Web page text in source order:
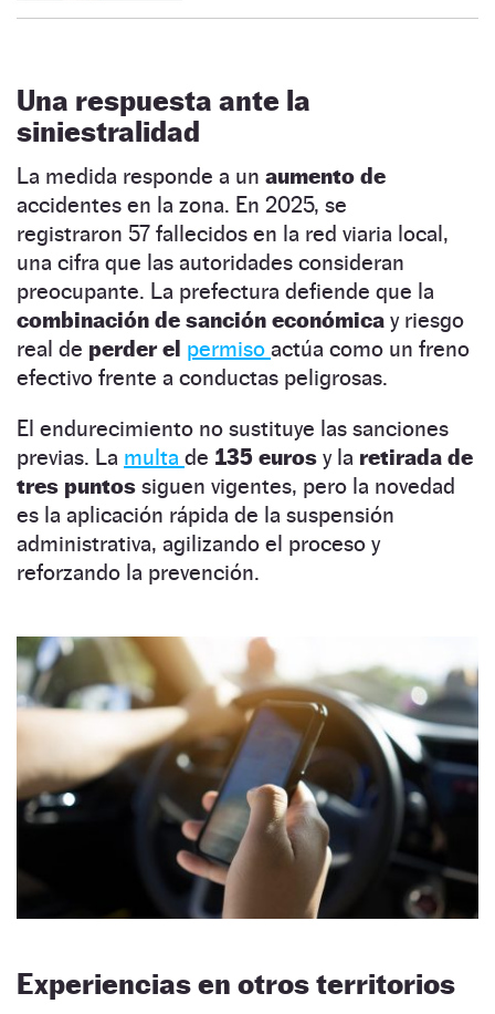
Una respuesta ante la
siniestralidad
La medida responde a un aumento de
accidentes en la zona. En 2025, se
registraron 57 fallecidos en la red viaria local,
una cifra que las autoridades consideran
preocupante. La prefectura defiende que la
combinación de sanción económica y riesgo
real de perder el permiso actúa como un freno
efectivo frente a conductas peligrosas.
El endurecimiento no sustituye las sanciones
previas. La multa de 135 euros y la retirada de
tres puntos siguen vigentes, pero la novedad
es la aplicación rápida de la suspensión
administrativa, agilizando el proceso y
reforzando la prevención.
Experiencias en otros territorios